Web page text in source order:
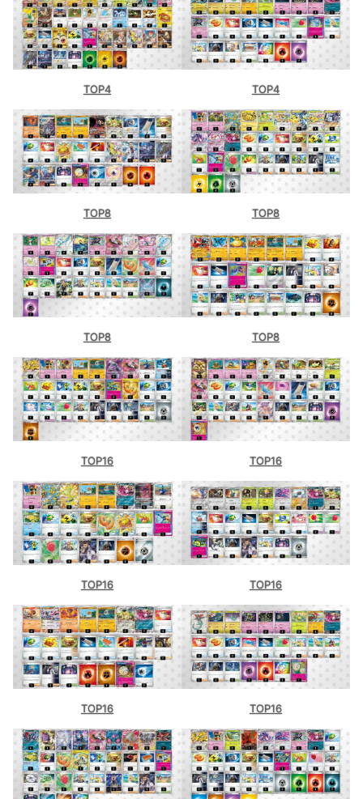
TOP4 TOP4
TOP8 TOP8
TOP8 TOP8
TOP16 TOP16
TOP16 TOP16
TOP16 TOP16